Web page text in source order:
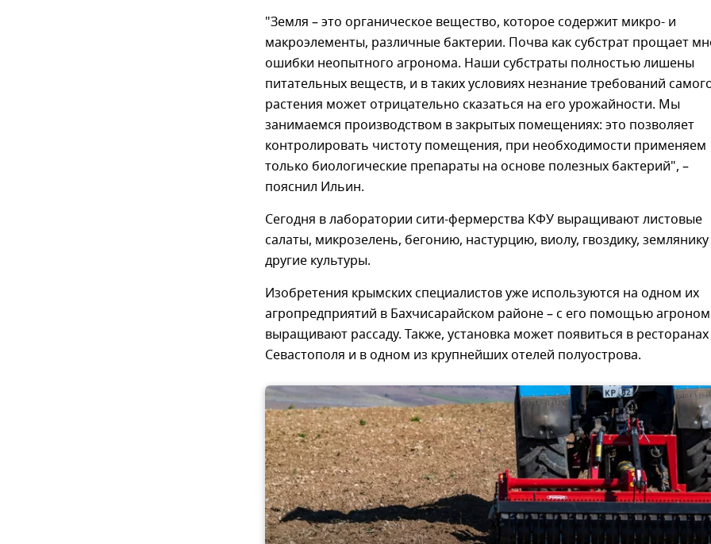
"Земля – это органическое вещество, которое содержит микро- и
макроэлементы, различные бактерии. Почва как субстрат прощает
ошибки неопытного агронома. Наши субстраты полностью лишены
питательных веществ, и в таких условиях незнание требований
растения может отрицательно сказаться на его урожайности. Мы
занимаемся производством в закрытых помещениях: это позволяет
контролировать чистоту помещения, при необходимости применяем
только биологические препараты на основе полезных бактерий", –
пояснил Ильин.
Сегодня в лаборатории сити-фермерства КФУ выращивают листовые
салаты, микрозелень, бегонию, настурцию, виолу, гвоздику,
другие культуры.
Изобретения крымских специалистов уже используются на одном их
агропредприятий в Бахчисарайском районе – с его помощью
выращивают рассаду. Также, установка может появиться в ресторанах
Севастополя и в одном из крупнейших отелей полуострова.